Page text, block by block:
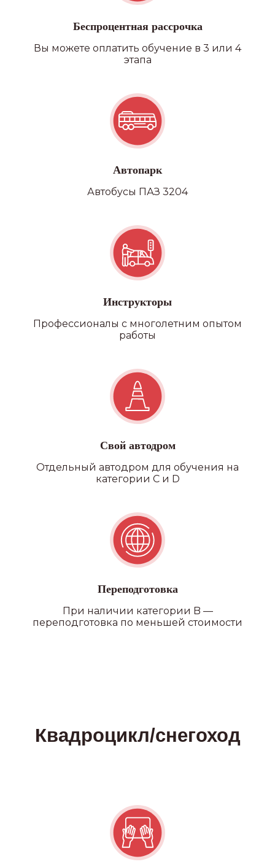
Беспроцентная рассрочка
Вы можете оплатить обучение в 3 или 4
этапа
Автопарк
Автобусы ПАЗ 3204
Инструкторы
Профессионалы с многолетним опытом
работы
Свой автодром
Отдельный автодром для обучения на
категории C и D
Переподготовка
При наличии категории B —
переподготовка по меньшей стоимости
УДОБНОЕ РАСПОЛОЖЕНИЕ